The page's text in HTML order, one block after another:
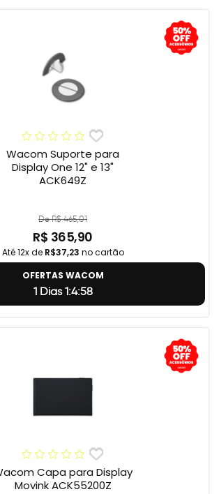
Wacom Suporte para
Display One 12" e 13"
ACK649Z
De R$ 465,01
R$ 365,90
Até 12x de R$37,23 no cartão
OFERTAS WACOM
1 Dias 1:4:57
Capa para Display
Movink ACK55200Z